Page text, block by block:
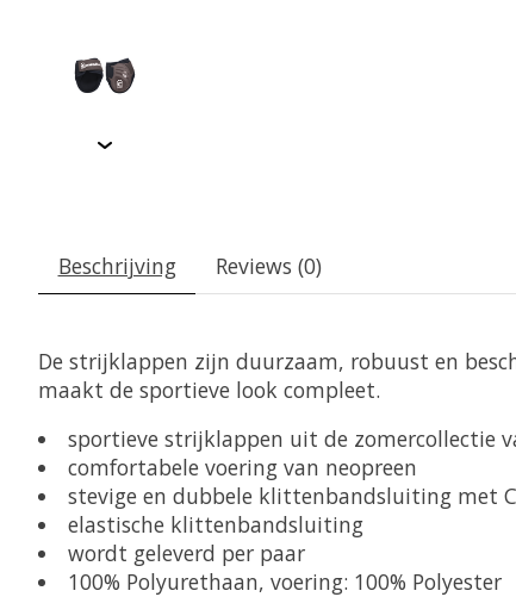
Beschrijving Reviews (0)
De strijklappen zijn duurzaam, robuust en
maakt de sportieve look compleet.
sportieve strijklappen uit de zomercollectie
comfortabele voering van neopreen
stevige en dubbele klittenbandsluiting met
elastische klittenbandsluiting
wordt geleverd per paar
100% Polyurethaan, voering: 100% Polyester